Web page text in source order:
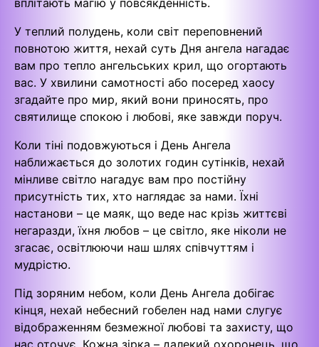
У теплий полудень, коли світ переповнений
повнотою життя, нехай суть Дня ангела нагадає
вам про тепло ангельських крил, що огортають
вас. У хвилини самотності або посеред хаосу
згадайте про мир, який вони приносять, про
святилище спокою і любові, яке завжди поруч.
Коли тіні подовжуються і День Ангела
наближається до золотих годин сутінків, нехай
мінливе світло нагадує вам про постійну
присутність тих, хто наглядає за нами. Їхні
настанови – це маяк, що веде нас крізь життєві
негаразди, їхня любов – це світло, яке ніколи не
згасає, освітлюючи наш шлях співчуттям і
мудрістю.
Під зоряним небом, коли День Ангела добігає
кінця, нехай небесний гобелен над нами слугує
відображенням безмежної любові та захисту, що
нас оточує. Кожна зірка – далекий охоронець, що